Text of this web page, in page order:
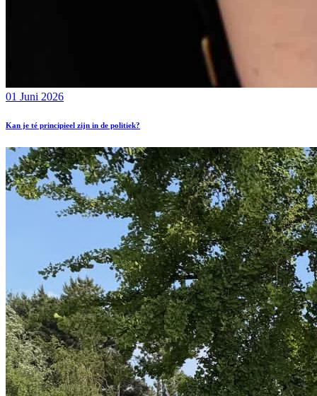
01 Juni 2026
Kan je té principieel zijn in de politiek?